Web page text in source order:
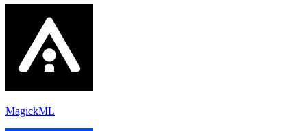
MagickML